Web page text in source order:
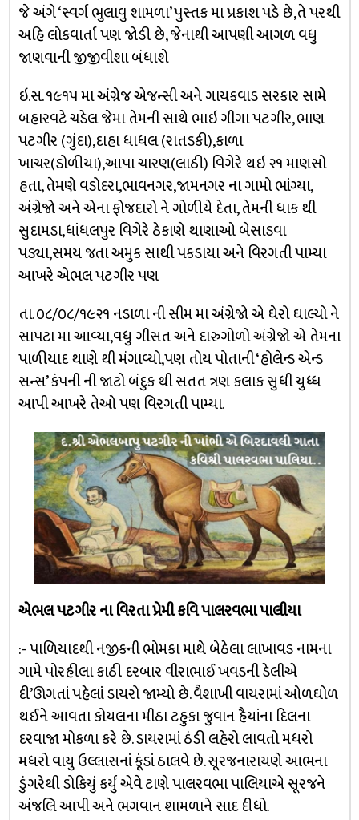
જે અંગે ‘સ્વર્ગ ભુલાવુ શામળા’ પુસ્તક મા પ્રકાશ પડે છે,તે પરથી
અહિ લોકવાર્તા પણ જોડી છે, જેનાથી આપણી આગળ વધુ
જાણવાની જીજીવીશા બંધાશે
ઇ.સ. ૧૯૧૫ મા અંગ્રેજ એજન્સી અને ગાયકવાડ સરકાર સામે
બહારવટે ચડેલ જેમા તેમની સાથે ભાઇ ગીગા પટગીર, ભાણ
પટગીર (ગુંદા),દાહા ધાધલ (રાતડકી),કાળા
ખાચર(ડોળીયા),આપા ચારણ(લાઠી) વિગેરે થઇ ૨૧ માણસો
હતા, તેમણે વડોદરા,ભાવનગર,જામનગર ના ગામો ભાંગ્યા,
અંગ્રેજો અને એના ફોજદારો ને ગોળીયે દેતા, તેમની ધાક થી
સુદામડા,ધાંધલપુર વિગેરે ઠેકાણે થાણાઓ બેસાડવા
પડ્યા,સમય જતા અમુક સાથી પકડાયા અને વિરગતી પામ્યા
આખરે એભલ પટગીર પણ
તા. ૦૮/૦૮/૧૯૨૧ નડાળા ની સીમ મા અંગ્રેજો એ ઘેરો ઘાલ્યો ને
સાપટા મા આવ્યા,વધુ ગીસત અને દારુગોળો અંગ્રેજો એ તેમના
પાળીયાદ થાણે થી મંગાવ્યો,પણ તોય પોતાની ‘હોલેન્ડ એન્ડ
સન્સ’ કંપની ની જાટો બંદુક થી સતત ત્રણ કલાક સુધી યુધ્ધ
આપી આખરે તેઓ પણ વિરગતી પામ્યા.
એભલ પટગીર ના વિરતા પ્રેમી કવિ પાલરવભા પાલીયા
:- પાળિયાદથી નજીકની ભોમકા માથે બેઠેલા લાખાવડ નામના
ગામે પોરહીલા કાઠી દરબાર વીરાભાઈ ખવડની ડેલીએ
દી’ઊગતાં પહેલાં ડાયરો જામ્યો છે. વૈશાખી વાયરામાં ઓળઘોળ
થઈને આવતા કોયલના મીઠા ટહુકા જુવાન હૈયાંના દિલના
દરવાજા મોકળા કરે છે. ડાયરામાં ઠંડી લહેરો લાવતો મધરો
મધરો વાયુ ઉલ્લાસનાં કૂંડાં ઠાલવે છે. સૂરજનારાયણે આભના
ડુંગરેથી ડોકિયું કર્યું એવે ટાણે પાલરવભા પાલિયાએ સૂરજને
અંજલિ આપી અને ભગવાન શામળાને સાદ દીધો.